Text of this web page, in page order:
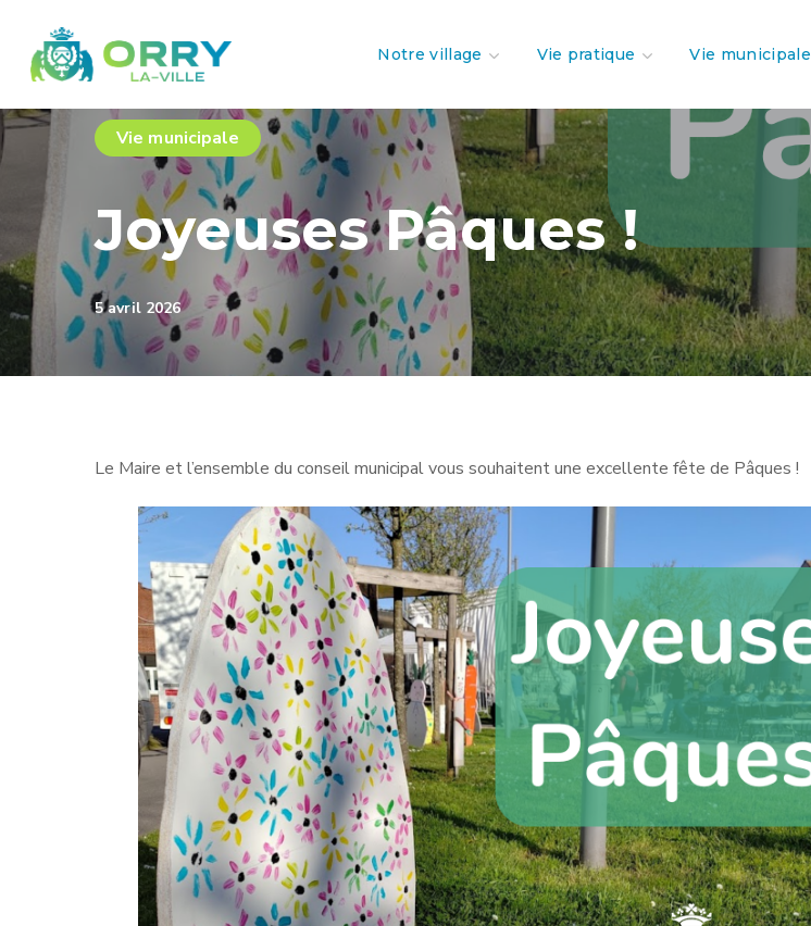
Notre village Vie pratique Vie municipale
Vie municipale
Joyeuses Pâques !
5 avril 2026
Le Maire et l’ensemble du conseil municipal vous souhaitent une excellente fête de Pâques !